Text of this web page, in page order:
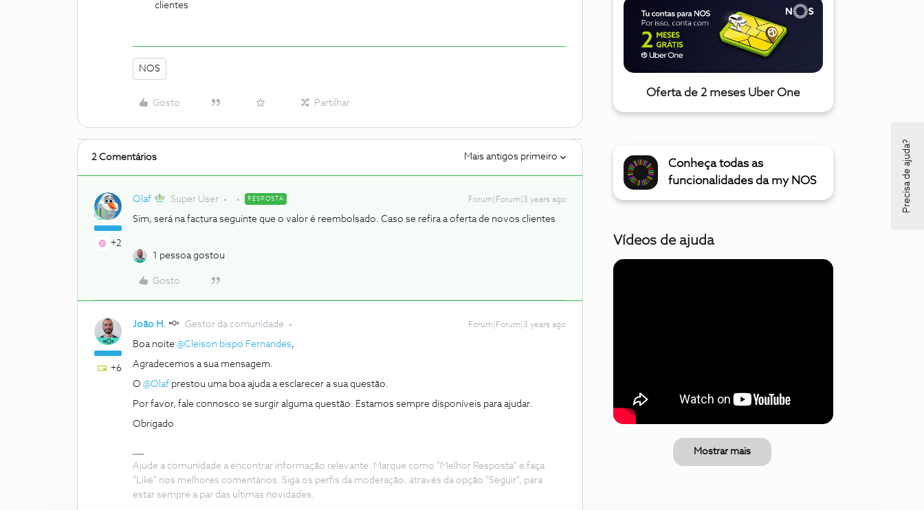
clientes
NOS
Gosto Partilhar
2 Comentários Mais antigos primeiro
+2
Olaf Super User RESPOSTA Forum|Forum|3 years ago
Sim, será na factura seguinte que o valor é reembolsado. Caso se refira a oferta de novos clientes
1 pessoa gostou
Gosto
+6
João H. Gestor da comunidade Forum|Forum|3 years ago
Boa noite @Cleison bispo Fernandes,
Agradecemos a sua mensagem.
O @Olaf prestou uma boa ajuda a esclarecer a sua questão.
Por favor, fale connosco se surgir alguma questão. Estamos sempre disponíveis para ajudar.
Obrigado
Ajude a comunidade a encontrar informação relevante. Marque como "Melhor Resposta" e faça
"Like" nos melhores comentários. Siga os perfis da moderação, através da opção "Seguir", para
estar sempre a par das ultimas novidades.
Oferta de 2 meses Uber One
Conheça todas as
funcionalidades da my NOS
Vídeos de ajuda
Mostrar mais
Precisa de ajuda?